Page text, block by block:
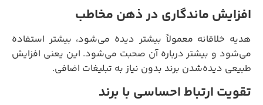
افزایش ماندگاری در ذهن مخاطب
هدیه خلاقانه معمولاً بیشتر دیده می‌شود، بیشتر استفاده
می‌شود و بیشتر درباره آن صحبت می‌شود. این یعنی افزایش
طبیعی دیده‌شدن برند بدون نیاز به تبلیغات اضافی.
تقویت ارتباط احساسی با برند